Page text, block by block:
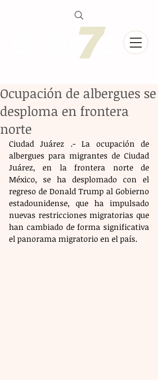
Ocupación de albergues se
desploma en frontera
norte
Ciudad Juárez .- La ocupación de
albergues para migrantes de Ciudad
Juárez, en la frontera norte de
México, se ha desplomado con el
regreso de Donald Trump al Gobierno
estadounidense, que ha impulsado
nuevas restricciones migratorias que
han cambiado de forma significativa
el panorama migratorio en el país.